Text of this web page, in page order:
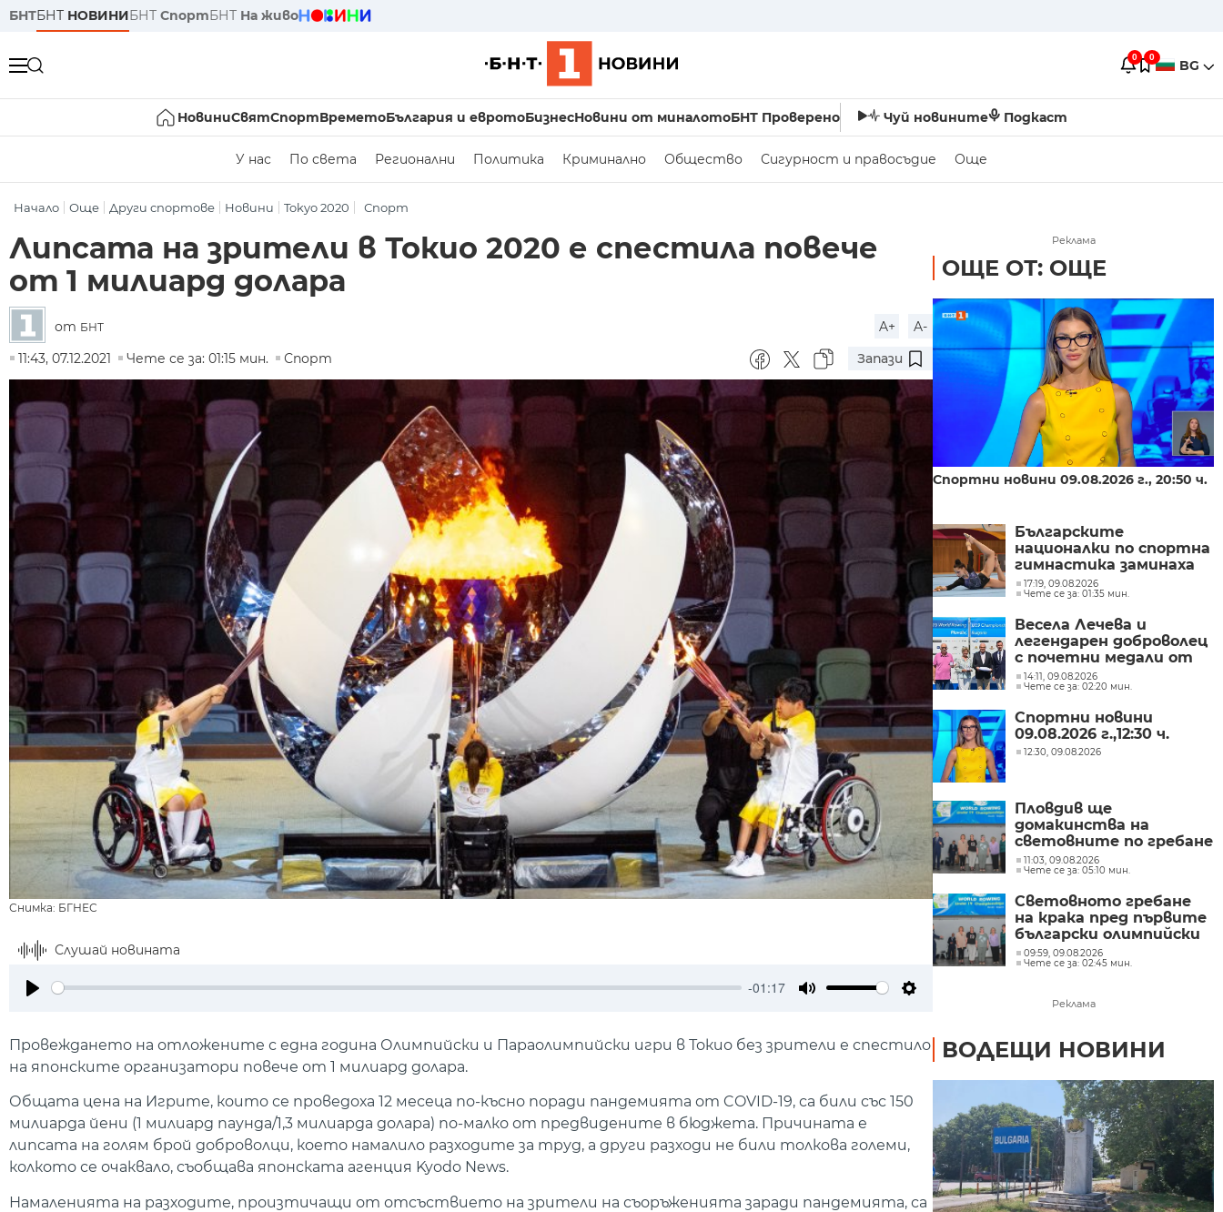
БНТБНТ НОВИНИБНТ СпортБНТ На живо
0 0 BG
НовиниСвятСпортВреметоБългария и евротоБизнесНовини от миналотоБНТ Проверено Чуй новините Подкаст
У нас По света Регионални Политика Криминално Общество Сигурност и правосъдие Още
Начало Още Други спортове Новини Tokyo 2020 Спорт
Липсата на зрители в Токио 2020 е спестила повече
от 1 милиард долара
от БНТ A+
A-
11:43, 07.12.2021
Чете се за: 01:15 мин. Спорт Запази
Снимка: БГНЕС
Слушай новината
-01:17
Провеждането на отложените с една година Олимпийски и Параолимпийски игри в Токио без зрители е спестило
на японските организатори повече от 1 милиард долара.
Общата цена на Игрите, които се проведоха 12 месеца по-късно поради пандемията от COVID-19, са били със 150
милиарда йени (1 милиард паунда/1,3 милиарда долара) по-малко от предвидените в бюджета. Причината е
липсата на голям брой доброволци, което намалило разходите за труд, а други разходи не били толкова големи,
колкото се очаквало, съобщава японската агенция Kyodo News.
Намаленията на разходите, произтичащи от отсъствието на зрители на съоръженията заради пандемията, са
Реклама
ОЩЕ ОТ: ОЩЕ
Спортни новини 09.08.2026 г., 20:50 ч.
Българските
националки по спортна
гимнастика заминаха
за Евро 2026
17:19, 09.08.2026
Чете се за: 01:35 мин.
Весела Лечева и
легендарен доброволец
с почетни медали от
Световното гребане
14:11, 09.08.2026
Чете се за: 02:20 мин.
Спортни новини
09.08.2026 г.,12:30 ч.
12:30, 09.08.2026
Пловдив ще
домакинства на
световните по гребане
до 19 и 23 г.
11:03, 09.08.2026
Чете се за: 05:10 мин.
Световното гребане
на крака пред първите
български олимпийски
шампионки
09:59, 09.08.2026
Чете се за: 02:45 мин.
Реклама
ВОДЕЩИ НОВИНИ